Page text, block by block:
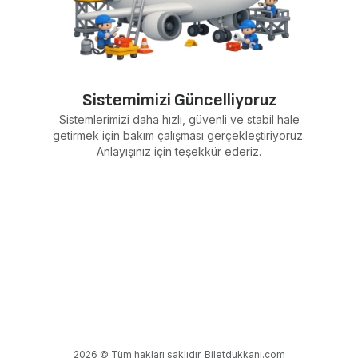
Sistemimizi Güncelliyoruz
Sistemlerimizi daha hızlı, güvenli ve stabil hale
getirmek için bakım çalışması gerçekleştiriyoruz.
Anlayışınız için teşekkür ederiz.
2026 © Tüm hakları saklıdır. Biletdukkani.com